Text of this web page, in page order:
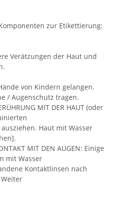
zur Etikettierung:
Verätzungen der Haut und
von Kindern gelangen.
/ Augenschutz tragen.
MIT DER HAUT (oder
Haut mit Wasser
MIT DEN AUGEN: Einige
mit Wasser
Kontaktlinsen nach